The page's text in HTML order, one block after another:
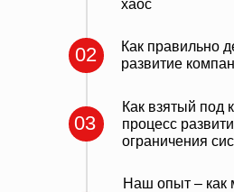
Наш опыт –
Как взятый под
процесс
ограничения
03
Как правильно
развитие
02
хаос